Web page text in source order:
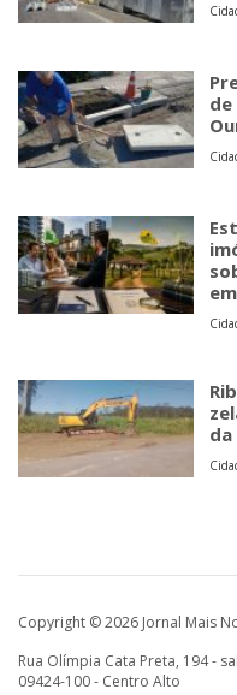
da
Copyright © 2026 Jornal Mais
Rua Olímpia Cata Preta, 194 -
09424-100 - Centro Alto